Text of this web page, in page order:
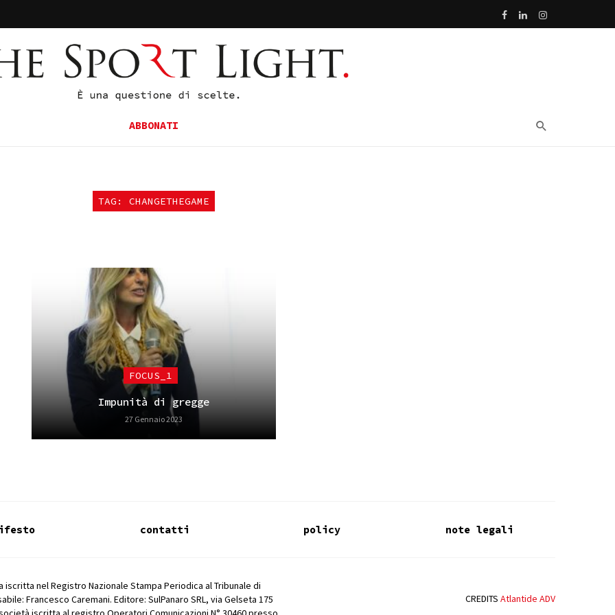
ABBONATI
TAG: CHANGETHEGAME
FOCUS_1
Impunità di gregge
27 Gennaio 2023
contatti policy note legali
nel Registro Nazionale Stampa Periodica al Tribunale di
Francesco Caremani. Editore: SulPanaro SRL, via Gelseta 175
CREDITS Atlantide ADV